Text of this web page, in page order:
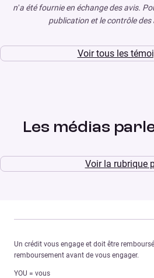
n’a été fournie en échange des avis.
publication et le contrôle des
Voir tous les
Les médias
Voir la rubrique
Un crédit vous engage et doit être
remboursement avant de vous engager.
YOU = vous